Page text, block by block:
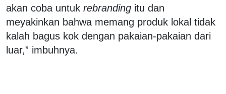
akan coba untuk rebranding itu dan
meyakinkan bahwa memang produk lokal tidak
kalah bagus kok dengan pakaian-pakaian dari
luar,” imbuhnya.